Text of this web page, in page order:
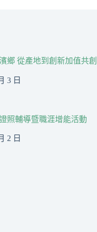
鄉 從產地到創新加值共
3 日
照輔導暨職涯增能活動
2 日